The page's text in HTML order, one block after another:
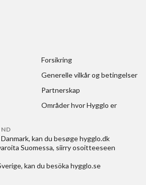
Forsikring
Generelle vilkår og betingelser
Partnerskap
Områder hvor Hygglo er
, kan du besøgehygglo.dk
Suomessa, siirry osoitteeseen
, kan du besöka hygglo.se